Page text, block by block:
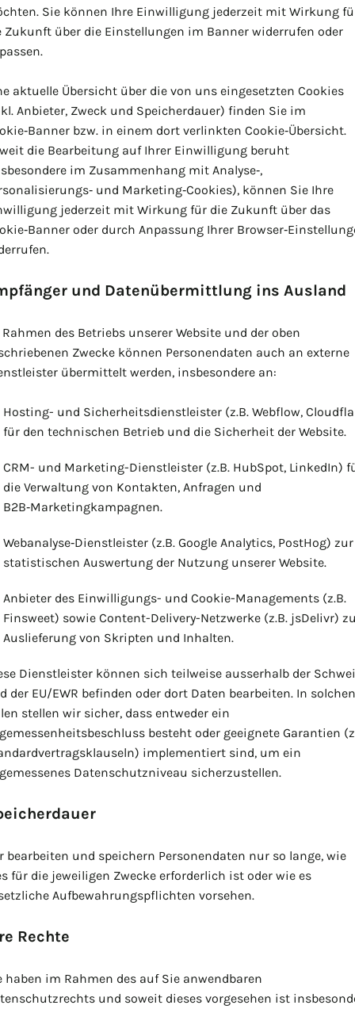
Sie können Ihre Einwilligung jederzeit mit Wirkung
Zukunft über die Einstellungen im Banner widerrufen oder
aktuelle Übersicht über die von uns eingesetzten Cookies
Anbieter, Zweck und Speicherdauer) finden Sie im
bzw. in einem dort verlinkten Cookie‑Übersicht.
die Bearbeitung auf Ihrer Einwilligung beruht
im Zusammenhang mit Analyse‑,
und Marketing‑Cookies), können Sie Ihre
jederzeit mit Wirkung für die Zukunft über das
oder durch Anpassung Ihrer
und Datenübermittlung ins Ausland
des Betriebs unserer Website und der oben
Zwecke können Personendaten auch an externe
übermittelt werden, insbesondere an:
Hosting- und Sicherheitsdienstleister (z.B. Webflow,
für den technischen Betrieb und die Sicherheit der Website.
CRM- und Marketing-Dienstleister (z.B. HubSpot, LinkedIn)
die Verwaltung von Kontakten, Anfragen und
B2B‑Marketingkampagnen.
Webanalyse‑Dienstleister (z.B. Google Analytics, PostHog) zur
statistischen Auswertung der Nutzung unserer Website.
Anbieter des Einwilligungs- und Cookie-Managements (z.B.
Finsweet) sowie Content-Delivery-Netzwerke (z.B. jsDelivr)
Auslieferung von Skripten und Inhalten.
Dienstleister können sich teilweise ausserhalb der
der EU/EWR befinden oder dort Daten bearbeiten. In solchen
stellen wir sicher, dass entweder ein
besteht oder geeignete Garantien
implementiert sind, um ein
Datenschutzniveau sicherzustellen.
bearbeiten und speichern Personendaten nur so lange, wie
für die jeweiligen Zwecke erforderlich ist oder wie es
Aufbewahrungspflichten vorsehen.
Rechte
haben im Rahmen des auf Sie anwendbaren
und soweit dieses vorgesehen ist